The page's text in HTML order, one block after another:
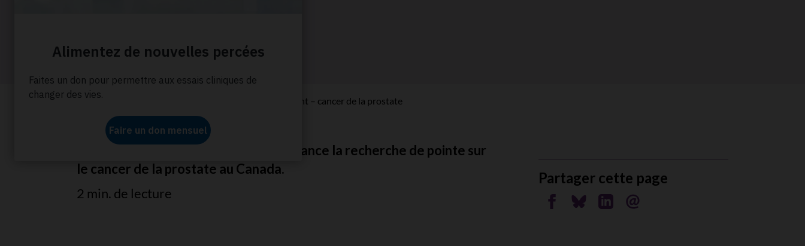
Accueil Financement – cancer de la prostate
Découvrez comment votre soutien finance la recherche de pointe sur
le cancer de la prostate au Canada.
2 min. de lecture
Partager cette page
Partager sur Facebook
Partager sur Bluesky
Partager sur Linkedin
Envoyer par courriel